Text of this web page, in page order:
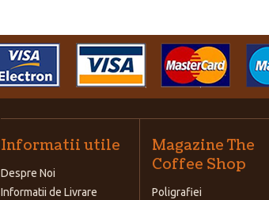
Informatii utile
Despre Noi
Informatii de Livrare
Magazine The
Coffee Shop
Poligrafiei